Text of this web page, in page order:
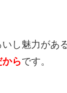
し魅力があ
らです。